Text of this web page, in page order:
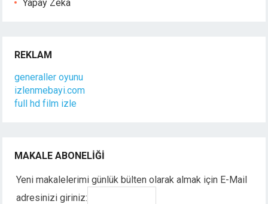
Yapay Zeka
REKLAM
generaller oyunu
izlenmebayi.com
full hd film izle
MAKALE ABONELIĞI
Yeni makalelerimi günlük bülten olarak almak için E-Mail
adresinizi giriniz: